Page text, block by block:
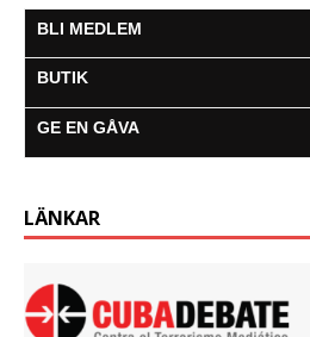
BLI MEDLEM
BUTIK
GE EN GÅVA
LÄNKAR